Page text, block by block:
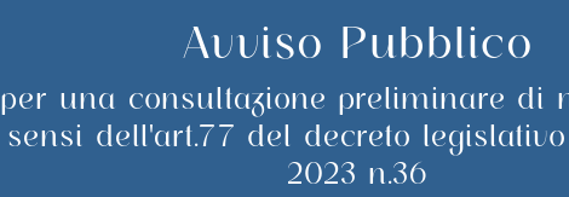
Avviso Pubblico
per una consultazione preliminare di
sensi dell'art.77 del decreto
2023 n.36